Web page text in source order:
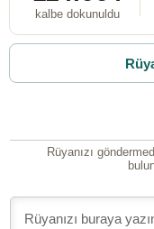
kalbe dokunuldu
Rüyanızı